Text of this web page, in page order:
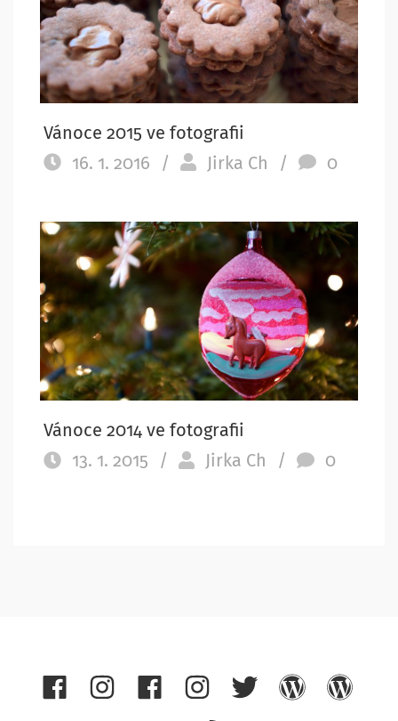
Vánoce 2015 ve fotografii
16. 1. 2016
/ Jirka Ch / 0
Vánoce 2014 ve fotografii
13. 1. 2015
/ Jirka Ch / 0